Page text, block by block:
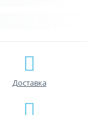
Доставка